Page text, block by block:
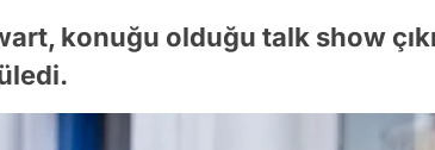
konuğu olduğu talk show